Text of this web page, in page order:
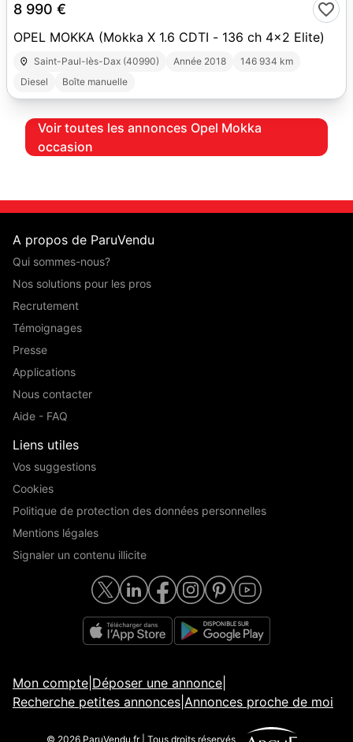
8 990 €
OPEL MOKKA (Mokka X 1.6 CDTI - 136 ch 4x2 Elite)
Saint-Paul-lès-Dax (40990) Année 2018
146 934 km
Diesel
Boîte manuelle
Voir toutes les annonces Opel Mokka
occasion
A propos de ParuVendu
Qui sommes-nous?
Nos solutions pour les pros
Recrutement
Témoignages
Presse
Applications
Nous contacter
Aide - FAQ
Liens utiles
Vos suggestions
Cookies
Politique de protection des données personnelles
Mentions légales
Signaler un contenu illicite
Mon compte Déposer une annonce
Recherche petites annonces Annonces proche de moi
© 2026 ParuVendu.fr | Tous droits réservés